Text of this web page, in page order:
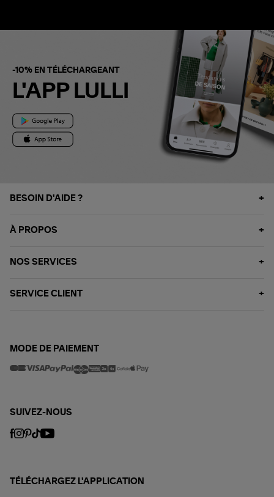
-10% EN TÉLÉCHARGEANT
L'APP LULLI
BESOIN D'AIDE ?
À PROPOS
NOS SERVICES
SERVICE CLIENT
MODE DE PAIEMENT
SUIVEZ-NOUS
TÉLÉCHARGEZ L'APPLICATION